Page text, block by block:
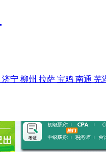
济宁 柳州 拉萨 宝鸡 南通 芜